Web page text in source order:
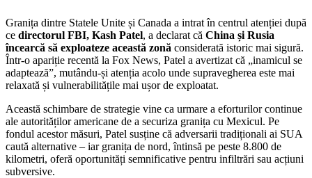
Granița dintre Statele Unite și Canada a intrat în centrul atenției după
ce directorul FBI, Kash Patel, a declarat că China și Rusia
încearcă să exploateze această zonă considerată istoric mai sigură.
Într-o apariție recentă la Fox News, Patel a avertizat că „inamicul se
adaptează”, mutându-și atenția acolo unde supravegherea este mai
relaxată și vulnerabilitățile mai ușor de exploatat.
Această schimbare de strategie vine ca urmare a eforturilor continue
ale autorităților americane de a securiza granița cu Mexicul. Pe
fondul acestor măsuri, Patel susține că adversarii tradiționali ai SUA
caută alternative – iar granița de nord, întinsă pe peste 8.800 de
kilometri, oferă oportunități semnificative pentru infiltrări sau acțiuni
subversive.